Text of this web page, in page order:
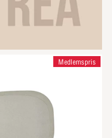
Medlemspris